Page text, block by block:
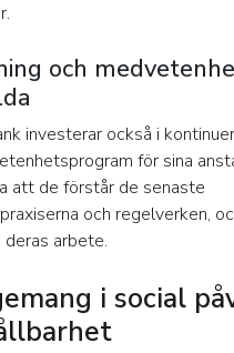
och
investerar också i
för sina
att de förstår de senaste
och regelverken,
arbete.
i social